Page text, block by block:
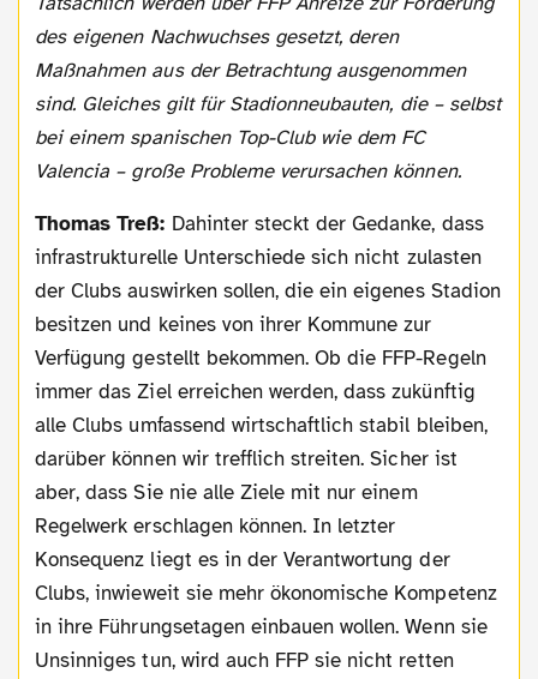
des eigenen Nachwuchses gesetzt, deren
Maßnahmen aus der Betrachtung ausgenommen
sind. Gleiches gilt für Stadionneubauten, die – selbst
bei einem spanischen Top-Club wie dem FC
Valencia – große Probleme verursachen können.
Thomas Treß: Dahinter steckt der Gedanke, dass
infrastrukturelle Unterschiede sich nicht zulasten
der Clubs auswirken sollen, die ein eigenes Stadion
besitzen und keines von ihrer Kommune zur
Verfügung gestellt bekommen. Ob die FFP-Regeln
immer das Ziel erreichen werden, dass zukünftig
alle Clubs umfassend wirtschaftlich stabil bleiben,
darüber können wir trefflich streiten. Sicher ist
aber, dass Sie nie alle Ziele mit nur einem
Regelwerk erschlagen können. In letzter
Konsequenz liegt es in der Verantwortung der
Clubs, inwieweit sie mehr ökonomische Kompetenz
in ihre Führungsetagen einbauen wollen. Wenn sie
Unsinniges tun, wird auch FFP sie nicht retten